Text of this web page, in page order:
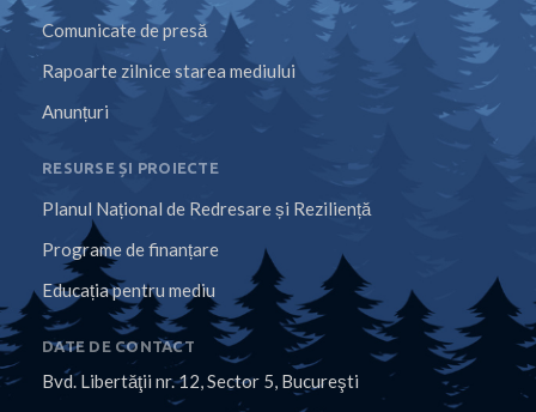
Comunicate de presă
Rapoarte zilnice starea mediului
Anunțuri
RESURSE ȘI PROIECTE
Planul Național de Redresare și Reziliență
Programe de finanțare
Educația pentru mediu
DATE DE CONTACT
Bvd. Libertăţii nr. 12, Sector 5, Bucureşti